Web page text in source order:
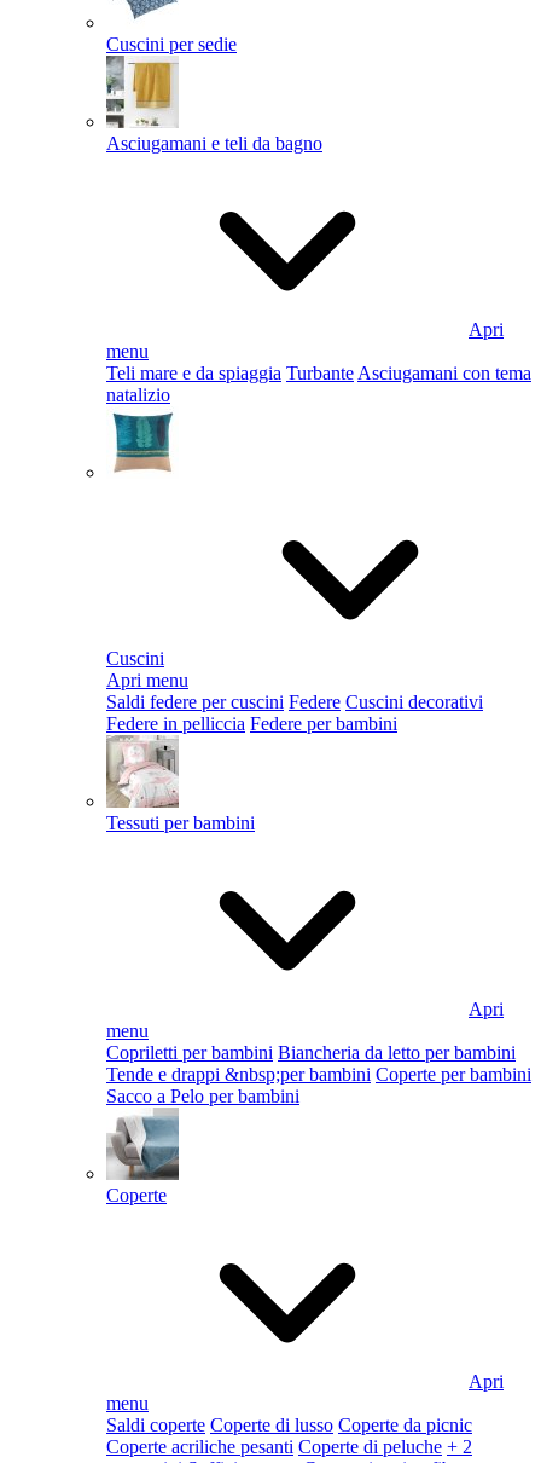
Cuscini per sedie
Asciugamani e teli da bagno
Apri
menu
Teli mare e da spiaggia Turbante Asciugamani con tema
natalizio
Cuscini
Apri menu
Saldi federe per cuscini Federe Cuscini decorativi
Federe in pelliccia Federe per bambini
Tessuti per bambini
Apri
menu
Copriletti per bambini Biancheria da letto per bambini
Tende e drappi &nbsp;per bambini Coperte per bambini
Sacco a Pelo per bambini
Coperte
Apri
menu
Saldi coperte Coperte di lusso Coperte da picnic
Coperte acriliche pesanti Coperte di peluche + 2